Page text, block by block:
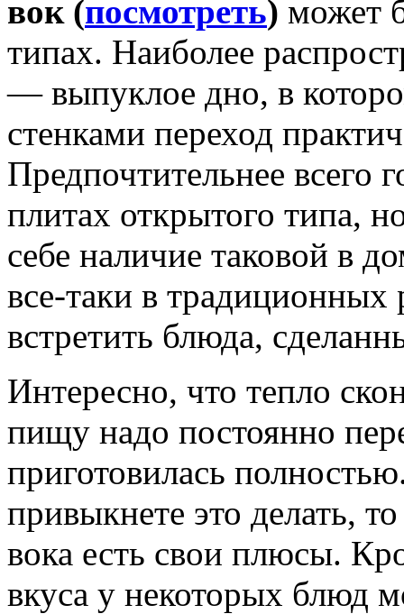
вок (посмотреть) может
типах. Наиболее
— выпуклое дно, в
стенками переход
Предпочтительнее всего
плитах открытого типа,
себе наличие таковой в
все-таки в
встретить блюда,
Интересно, что тепло
пищу надо постоянно
приготовилась
привыкнете это делать,
вока есть свои плюсы.
вкуса у некоторых блюд